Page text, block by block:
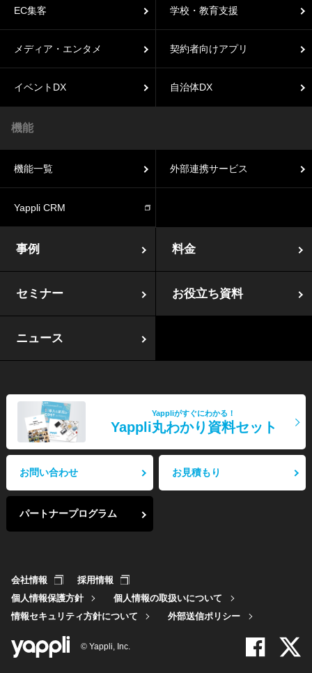
事例 料金
セミナー お役立ち資料
ニュース
EC集客 学校・教育支援
メディア・エンタメ 契約者向けアプリ
イベントDX 自治体DX
機能
機能一覧 外部連携サービス
Yappli CRM
Yappliがすぐにわかる！
Yappli丸わかり資料セット
お問い合わせ お見積もり
パートナープログラム
会社情報
採用情報
個人情報保護方針
個人情報の取扱いについて
情報セキュリティ方針について
外部送信ポリシー
© Yappli, Inc.